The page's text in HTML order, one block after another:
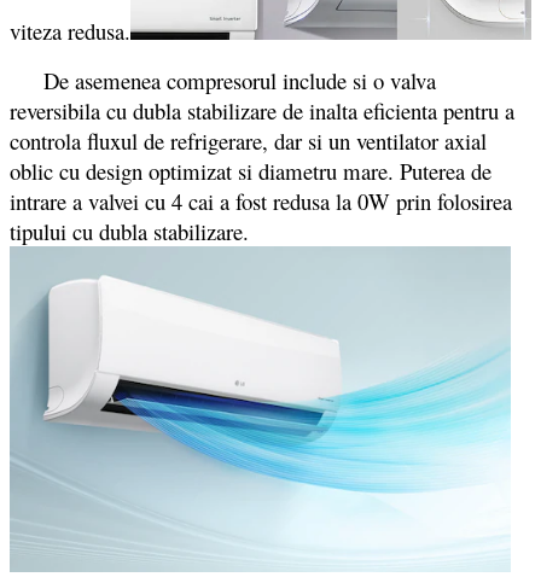
viteza redusa.
De asemenea compresorul include si o valva
reversibila cu dubla stabilizare de inalta eficienta pentru a
controla fluxul de refrigerare, dar si un ventilator axial
oblic cu design optimizat si diametru mare. Puterea de
intrare a valvei cu 4 cai a fost redusa la 0W prin folosirea
tipului cu dubla stabilizare.